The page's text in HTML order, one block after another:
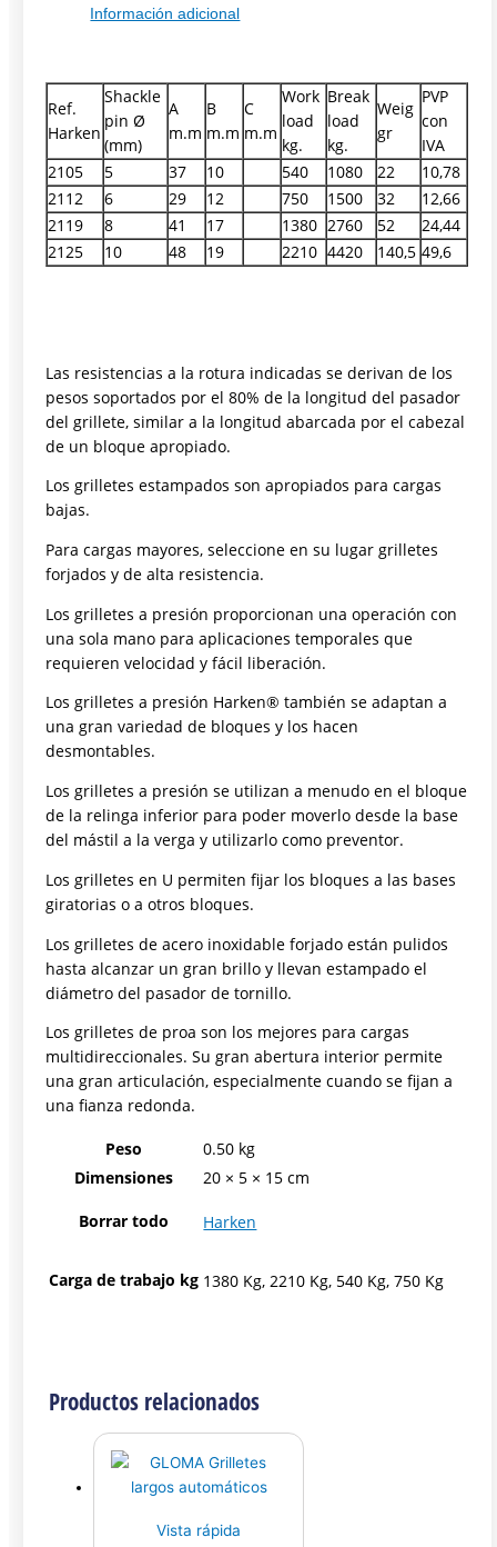
Información adicional
Ref.
Harken
Shackle
pin Ø
(mm)
A
m.m
B
m.m
C
m.m
Work
load
kg.
Break
load
kg.
Weig
gr
PVP
con
IVA
2105
5 37 10 540 1080 22
10,78
2112
6 29 12 750 1500 32
12,66
2119
8 41 17 1380 2760 52
24,44
2125
10 48 19 2210 4420 140,5 49,6
Las resistencias a la rotura indicadas se derivan de los
pesos soportados por el 80% de la longitud del pasador
del grillete, similar a la longitud abarcada por el cabezal
de un bloque apropiado.
Los grilletes estampados son apropiados para cargas
bajas.
Para cargas mayores, seleccione en su lugar grilletes
forjados y de alta resistencia.
Los grilletes a presión proporcionan una operación con
una sola mano para aplicaciones temporales que
requieren velocidad y fácil liberación.
Los grilletes a presión Harken® también se adaptan a
una gran variedad de bloques y los hacen
desmontables.
Los grilletes a presión se utilizan a menudo en el bloque
de la relinga inferior para poder moverlo desde la base
del mástil a la verga y utilizarlo como preventor.
Los grilletes en U permiten fijar los bloques a las bases
giratorias o a otros bloques.
Los grilletes de acero inoxidable forjado están pulidos
hasta alcanzar un gran brillo y llevan estampado el
diámetro del pasador de tornillo.
Los grilletes de proa son los mejores para cargas
multidireccionales. Su gran abertura interior permite
una gran articulación, especialmente cuando se fijan a
una fianza redonda.
Peso
0.50 kg
Dimensiones
20 × 5 × 15 cm
Borrar todo Harken
Carga de trabajo kg 1380 Kg, 2210 Kg, 540 Kg, 750 Kg
Productos relacionados
Vista rápida